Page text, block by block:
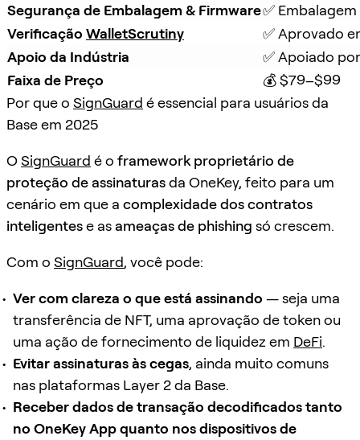
Segurança de Embalagem & Firmware✅
Verificação WalletScrutiny
✅ Aprovado
Apoio da Indústria
✅ Apoiado
Faixa de Preço
💰 $79–$99
Por que o SignGuard é essencial para usuários da
Base em 2025
OSignGuard é o framework proprietário de
proteção de assinaturasda OneKey, feito para um
cenário em que a complexidade dos contratos
inteligentese asameaças de phishing só crescem.
Com o SignGuard, você pode:
Ver com clareza o que está assinando — seja uma
transferência de NFT, uma aprovação de token ou
uma ação de fornecimento de liquidez em DeFi.
Evitar assinaturas às cegas, ainda muito comuns
nas plataformas Layer 2 da Base.
Receber dados de transação decodificados tanto
no OneKey App quanto nos dispositivos de